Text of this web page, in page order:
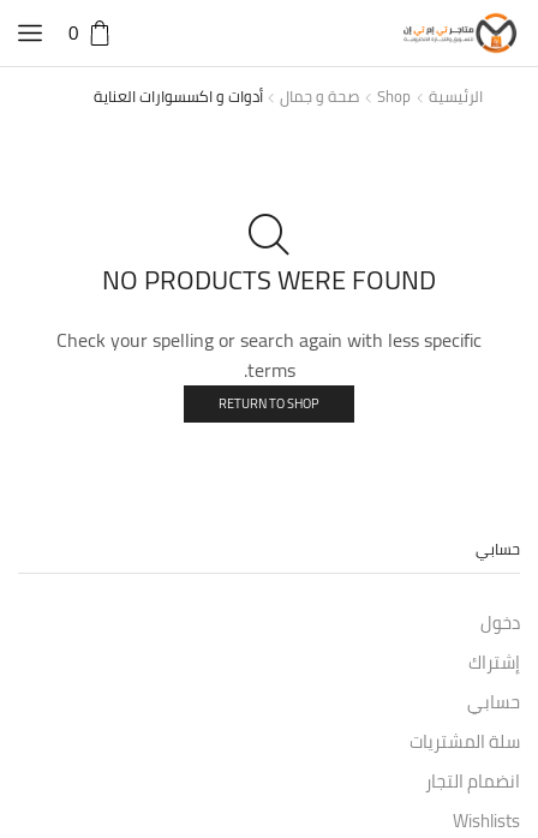
0
الرئيسية Shop صحة و جمال أدوات و اكسسوارات العناية
NO PRODUCTS WERE FOUND
Check your spelling or search again with less specific
terms.
RETURN TO SHOP
حسابي
دخول
إشتراك
حسابي
سلة المشتريات
انضمام التجار
Wishlists